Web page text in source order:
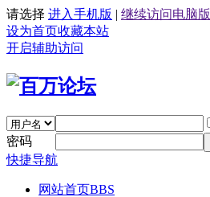
请选择 进入手机版 | 继续访问电脑版
设为首页收藏本站
开启辅助访问
密码
快捷导航
网站首页BBS